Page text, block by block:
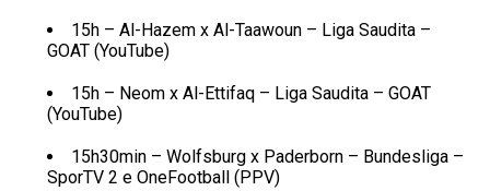
15h – Al-Hazem x Al-Taawoun – Liga Saudita –
GOAT (YouTube)
15h – Neom x Al-Ettifaq – Liga Saudita – GOAT
(YouTube)
15h30min – Wolfsburg x Paderborn – Bundesliga –
SporTV 2 e OneFootball (PPV)